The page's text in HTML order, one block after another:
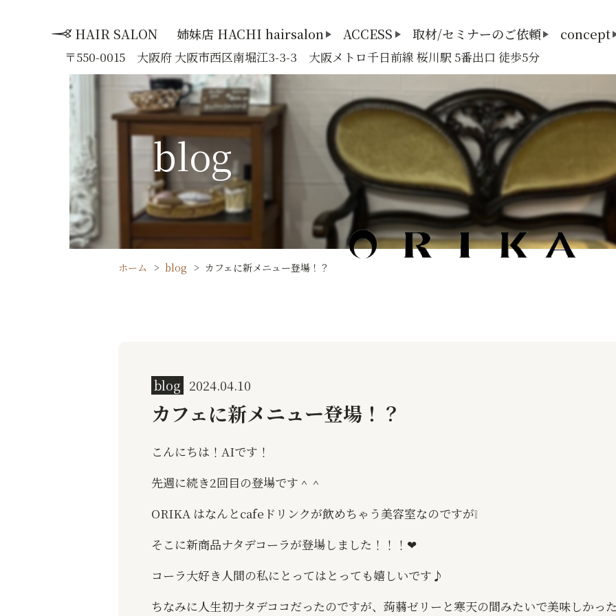
: HAIR SALON 姉妹店 HACHI hairsalon ACCESS 取材/セミナーのご依頼 concept
〒550-0015 大阪府 大阪市西区南堀江3-3-3 大阪メトロ千日前線 桜川駅 5番出口 徒歩5分
blog
ホーム blog カフェに新メニュー登場！？
blog 2024.04.10
カフェに新メニュー登場！？
こんにちは！AIです！
先週に続き2回目の登場です＾＾
ORIKA はなんとcafeドリンクが飲めちゃう美容室なのですが❕
そこに新商品ナタデコーラが登場しました！！！❤︎
コーラ大好き人間の私にとってはとっても嬉しいです♪
ちなみに人生初ナタデココだったのですが、蒟蒻ゼリーと寒天の間みたいで美味しかっ